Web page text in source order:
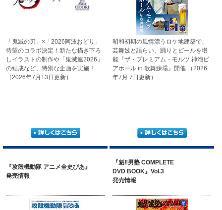
「鬼滅の刃」×「2026阿波おどり」
待望のコラボ決定！ 新たな描き下ろ
しイラストの制作や 「鬼滅連2026」
の結成など、特別な企画を実施！
（2026年7月13日更新）
昭和初期の風情漂うロケ地建築で、
芸舞妓と語らい、踊りとビールを堪
能 『ザ・プレミアム・モルツ 神泡ビ
アホール in 歌舞練場』開催 （2026
年7月 7日更新）
『攻殻機動隊 アニメ全史ぴあ』
発売情報
『魁‼男塾 COMPLETE
DVD BOOK』Vol.3
発売情報